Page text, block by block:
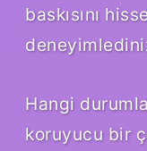
baskısını
Hangi
koruyucu bir